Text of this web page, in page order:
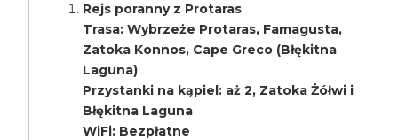
Rejs poranny z Protaras
Trasa: Wybrzeże Protaras, Famagusta,
Zatoka Konnos, Cape Greco (Błękitna
Laguna)
Przystanki na kąpiel: aż 2, Zatoka Żółwi i
Błękitna Laguna
WiFi: Bezpłatne